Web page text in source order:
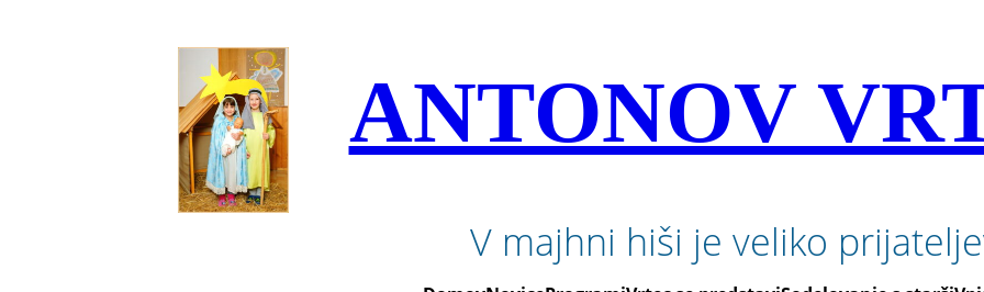
ANTONOV
V majhni hiši je veliko